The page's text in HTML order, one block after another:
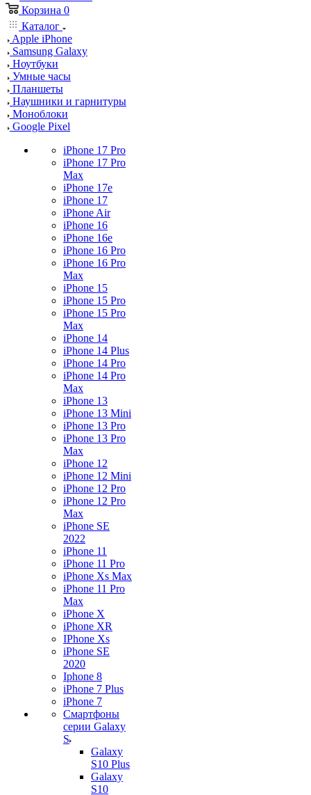
Корзина 0
Каталог
Apple iPhone
Samsung Galaxy
Ноутбуки
Умные часы
Планшеты
Наушники и гарнитуры
Моноблоки
Google Pixel
iPhone 17 Pro
iPhone 17 Pro
Max
iPhone 17e
iPhone 17
iPhone Air
iPhone 16
iPhone 16e
iPhone 16 Pro
iPhone 16 Pro
Max
iPhone 15
iPhone 15 Pro
iPhone 15 Pro
Max
iPhone 14
iPhone 14 Plus
iPhone 14 Pro
iPhone 14 Pro
Max
iPhone 13
iPhone 13 Mini
iPhone 13 Pro
iPhone 13 Pro
Max
iPhone 12
iPhone 12 Mini
iPhone 12 Pro
iPhone 12 Pro
Max
iPhone SE
2022
iPhone 11
iPhone 11 Pro
iPhone Xs Max
iPhone 11 Pro
Max
iPhone X
iPhone XR
IPhone Xs
iPhone SE
2020
Iphone 8
iPhone 7 Plus
iPhone 7
Смартфоны
серии Galaxy
S
Galaxy
S10 Plus
Galaxy
S10